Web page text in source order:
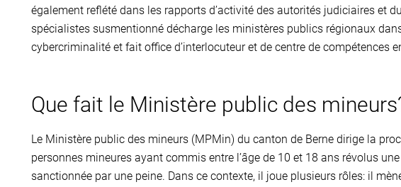
également reflété dans les rapports d’activité des autorités judiciaires et
spécialistes susmentionné décharge les ministères publics régionaux
cybercriminalité et fait office d’interlocuteur et de centre de compétences
Que fait le Ministère public des
Le Ministère public des mineurs (MPMin) du canton de Berne dirige la
personnes mineures ayant commis entre l’âge de 10 et 18 ans révolus
sanctionnée par une peine. Dans ce contexte, il joue plusieurs rôles: il